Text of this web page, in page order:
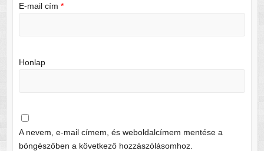
E-mail cím *
Honlap
A nevem, e-mail címem, és weboldalcímem mentése a
böngészőben a következő hozzászólásomhoz.